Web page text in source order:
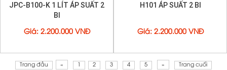
JPC-B100-K 1 LÍT ÁP SUẤT 2
BI
Giá : 2.200.000 VNĐ
H101 ÁP SUẤT 2 BI
Giá : 2.200.000 VNĐ
Trang đầu « 2 3 4 5 » Trang cuối